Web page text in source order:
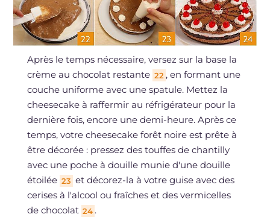
Après le temps nécessaire, versez sur la base la
crème au chocolat restante 22 , en formant une
couche uniforme avec une spatule. Mettez la
cheesecake à raffermir au réfrigérateur pour la
dernière fois, encore une demi-heure. Après ce
temps, votre cheesecake forêt noire est prête à
être décorée : pressez des touffes de chantilly
avec une poche à douille munie d'une douille
étoilée 23 et décorez-la à votre guise avec des
cerises à l'alcool ou fraîches et des vermicelles
de chocolat 24 .